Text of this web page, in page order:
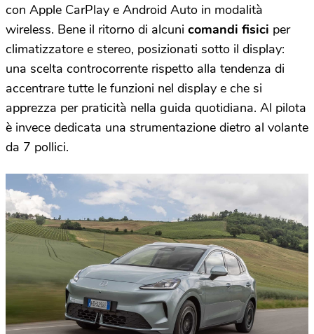
con Apple CarPlay e Android Auto in modalità
wireless. Bene il ritorno di alcuni comandi fisici per
climatizzatore e stereo, posizionati sotto il display:
una scelta controcorrente rispetto alla tendenza di
accentrare tutte le funzioni nel display e che si
apprezza per praticità nella guida quotidiana. Al pilota
è invece dedicata una strumentazione dietro al volante
da 7 pollici.